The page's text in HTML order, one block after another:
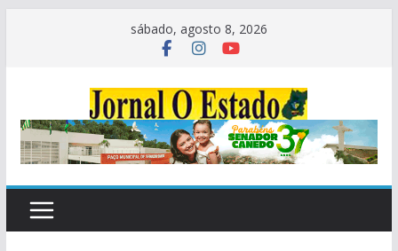
sábado, agosto 8, 2026